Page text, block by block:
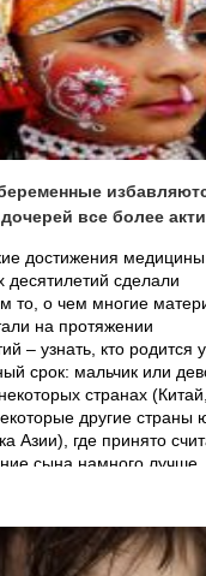
все более
достижения медицины
десятилетий сделали
то, о чем многие
на протяжении
– узнать, кто родится
срок: мальчик или
странах (Китай,
другие страны
Азии), где принято
сына намного
делу – так, во
семьях узнав с помощью